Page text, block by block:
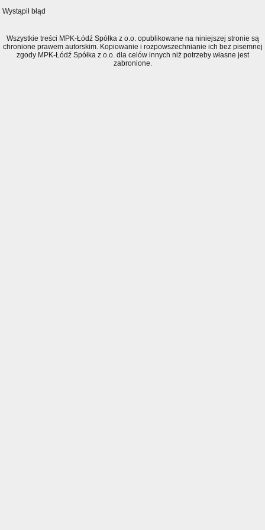
Wystąpił błąd
Wszystkie treści MPK-Łódź Spółka z o.o. opublikowane na niniejszej stronie są
chronione prawem autorskim. Kopiowanie i rozpowszechnianie ich bez pisemnej
zgody MPK-Łódź Spółka z o.o. dla celów innych niż potrzeby własne jest
zabronione.